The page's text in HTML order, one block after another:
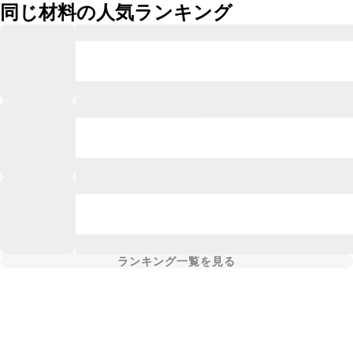
同じ材料の人気ランキング
ランキング一覧を見る